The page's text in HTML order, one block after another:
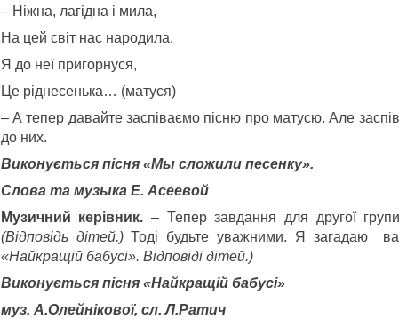
– Ніжна, лагідна і мила,
На цей світ нас народила.
Я до неї пригорнуся,
Це ріднесенька… (матуся)
– А тепер давайте заспіваємо пісню про матусю. Але
до них.
Виконується пісня «Мы сложили песенку».
Слова та музыка Е. Асеевой
Музичний керівник. – Тепер завдання для другої
(Відповідь дітей.)Тоді будьте уважними. Я загадаю
«Найкращій бабусі». Відповіді дітей.)
Виконується пісня «Найкращій бабусі»
муз. А.Олейнікової, сл. Л.Ратич